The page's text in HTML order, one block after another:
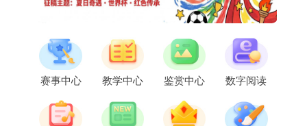
赛事中心 教学中心 鉴赏中心 数字阅读